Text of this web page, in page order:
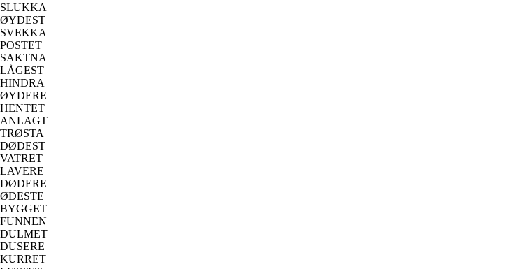
SLUKKA
ØYDEST
SVEKKA
POSTET
SAKTNA
LÅGEST
HINDRA
ØYDERE
HENTET
ANLAGT
TRØSTA
DØDEST
VATRET
LAVERE
DØDERE
ØDESTE
BYGGET
FUNNEN
DULMET
DUSERE
KURRET